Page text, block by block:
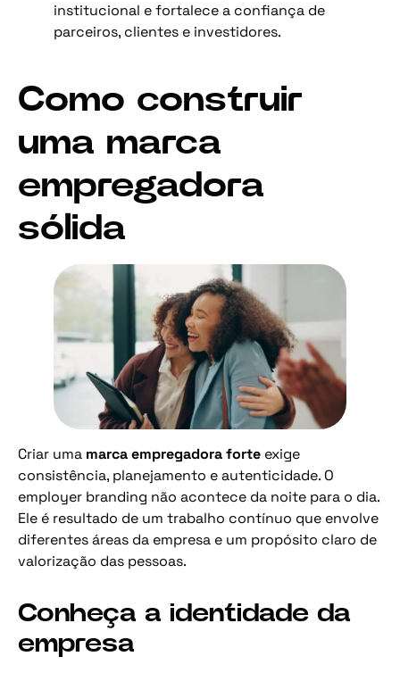
institucional e fortalece a confiança de
parceiros, clientes e investidores.
Como construir
uma marca
empregadora
sólida
Criar uma marca empregadora forte exige
consistência, planejamento e autenticidade. O
employer branding não acontece da noite para o dia.
Ele é resultado de um trabalho contínuo que envolve
diferentes áreas da empresa e um propósito claro de
valorização das pessoas.
Conheça a identidade da
empresa